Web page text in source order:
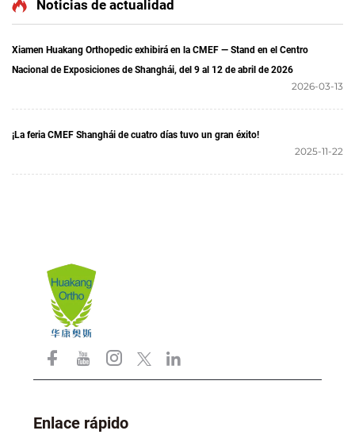
Noticias de actualidad
Xiamen Huakang Orthopedic exhibirá en la CMEF — Stand en el Centro
Nacional de Exposiciones de Shanghái, del 9 al 12 de abril de 2026
2026-03-13
¡La feria CMEF Shanghái de cuatro días tuvo un gran éxito!
2025-11-22
Enlace rápido